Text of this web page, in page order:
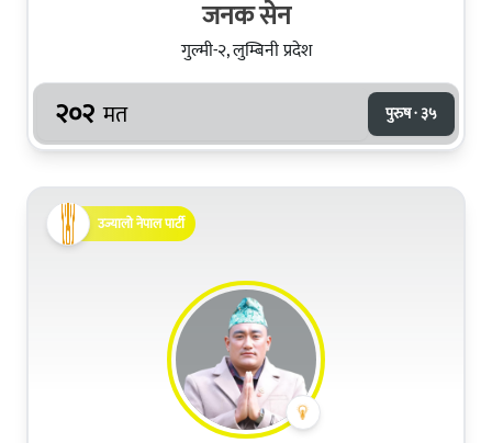
जनक सेन
गुल्मी-२, लुम्बिनी प्रदेश
२०२ मत पुरुष · ३५
उज्यालो नेपाल पार्टी